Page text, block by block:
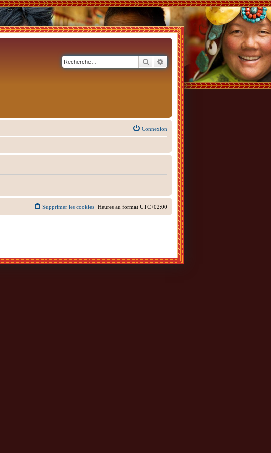
RechercherRecherche avancée
Connexion
Heures au format UTC+02:00
Supprimer les cookies